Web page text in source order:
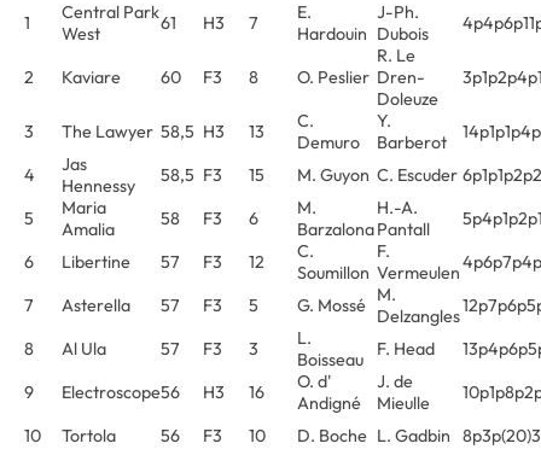
1
Central Park
West
61 H3 7
E.
Hardouin
J-Ph.
Dubois
2 Kaviare 60 F3 8 O. Peslier
R. Le
Dren-
Doleuze
3 The Lawyer 58,5 H3 13
C.
Demuro
Y.
Barberot
4
Jas
Hennessy
58,5 F3 15 M. Guyon C. Escuder
5
Maria
Amalia
58 F3 6
M.
Barzalona
H.-A.
Pantall
6
Libertine 57 F3 12
C.
Soumillon
F.
Vermeulen
7
Asterella 57 F3 5 G. Mossé M.
Delzangles
8
Al Ula 57 F3 3
L.
Boisseau
F. Head
9
Electroscope56 H3 16
O. d'
Andigné
J. de
Mieulle
10
Tortola 56 F3 10 D. Boche L. Gadbin